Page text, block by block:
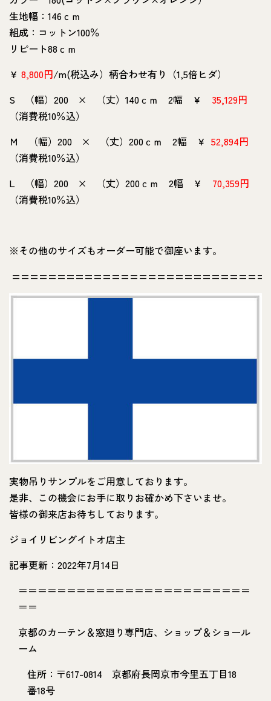
生地幅：146ｃｍ
組成：コットン100％
リピート88ｃｍ
￥ 8,800円/m(税込み）柄合わせ有り（1,5倍ヒダ）
S （幅）200 × （丈）140ｃｍ 2幅 ￥ 35,129円
（消費税10％込）
Ｍ （幅）200 × （丈）200ｃｍ 2幅 ￥ 52,894円
（消費税10％込）
L （幅）200 × （丈）200ｃｍ 2幅 ￥ 70,359円
（消費税10％込）
※その他のサイズもオーダー可能で御座います。
実物吊りサンプルをご用意しております。
是非、この機会にお手に取りお確かめ下さいませ。
皆様の御来店お待ちしております。
ジョイリビングイトオ店主
記事更新：2022年7月14日
＝＝＝＝＝＝＝＝＝＝＝＝＝＝＝＝＝＝＝＝＝＝＝＝
＝＝
京都のカーテン＆窓廻り専門店、ショップ＆ショール
ーム
住所：〒617-0814 京都府長岡京市今里五丁目18
番18号